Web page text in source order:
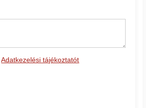
Adatkezelési tájékoztatót